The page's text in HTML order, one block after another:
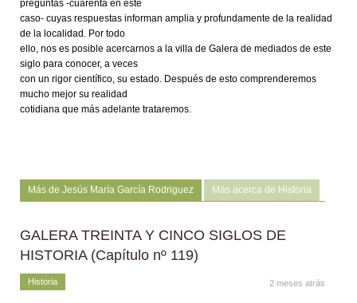
preguntas -cuarenta en este
caso- cuyas respuestas informan amplia y profundamente de la realidad
de la localidad. Por todo
ello, nos es posible acercarnos a la villa de Galera de mediados de este
siglo para conocer, a veces
con un rigor científico, su estado. Después de esto comprenderemos
mucho mejor su realidad
cotidiana que más adelante trataremos.
Más de Jesús María García Rodriguez Más acerca de Historia
GALERA TREINTA Y CINCO SIGLOS DE
HISTORIA (Capítulo nº 119)
Historia 2 meses atrás